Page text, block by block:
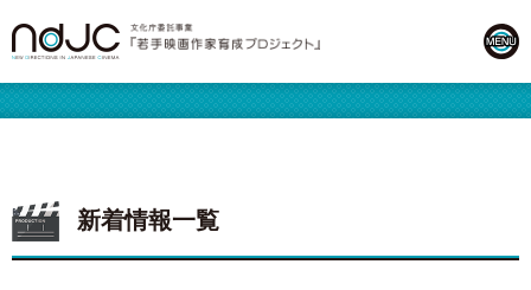
新着情報一覧